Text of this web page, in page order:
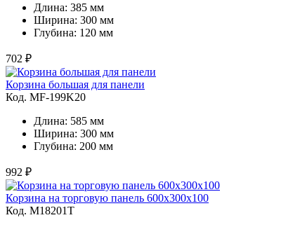
Длина: 385 мм
Ширина: 300 мм
Глубина: 120 мм
702 ₽
Корзина большая для панели
Код. MF-199K20
Длина: 585 мм
Ширина: 300 мм
Глубина: 200 мм
992 ₽
Корзина на торговую панель 600х300х100
Код. M18201Т